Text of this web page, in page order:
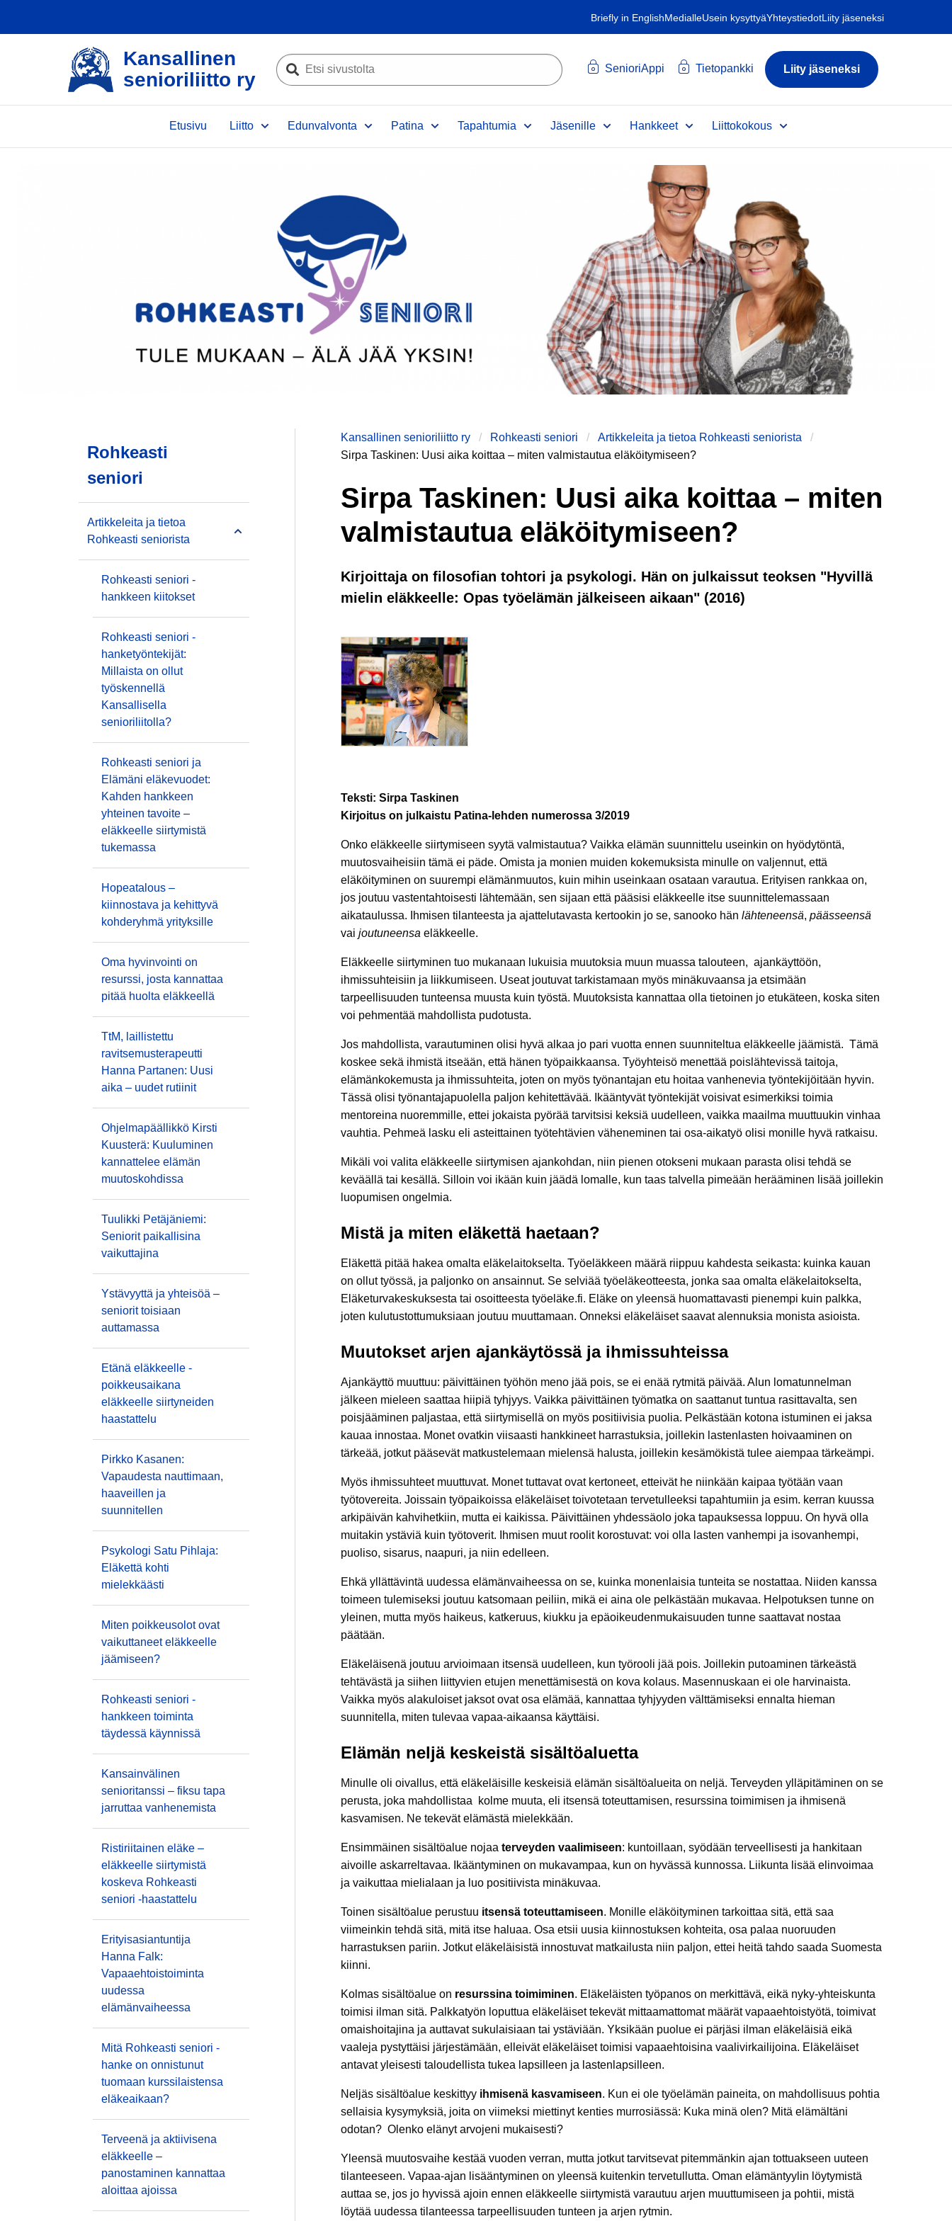
Briefly in EnglishMedialleUsein kysyttyäYhteystiedotLiity jäseneksi
Kansallinen
senioriliitto ry
Etsi
sivustolta
SenioriAppi Tietopankki Liity jäseneksi
Etusivu Liitto Edunvalvonta Patina Tapahtumia Jäsenille Hankkeet Liittokokous
Kansallinen senioriliitto ry Rohkeasti seniori
Artikkeleita ja tietoa Rohkeasti seniorista
Sirpa Taskinen: Uusi aika koittaa – miten valmistautua eläköitymiseen?
Sirpa Taskinen: Uusi aika koittaa – miten
valmistautua eläköitymiseen?
Kirjoittaja on filosofian tohtori ja psykologi. Hän on julkaissut teoksen "Hyvillä
mielin eläkkeelle: Opas työelämän jälkeiseen aikaan" (2016)
Teksti: Sirpa Taskinen
Kirjoitus on julkaistu Patina-lehden numerossa 3/2019
Onko eläkkeelle siirtymiseen syytä valmistautua? Vaikka elämän suunnittelu useinkin on hyödytöntä,
muutosvaiheisiin tämä ei päde. Omista ja monien muiden kokemuksista minulle on valjennut, että
eläköityminen on suurempi elämänmuutos, kuin mihin useinkaan osataan varautua. Erityisen rankkaa on,
jos joutuu vastentahtoisesti lähtemään, sen sijaan että pääsisi eläkkeelle itse suunnittelemassaan
aikataulussa. Ihmisen tilanteesta ja ajattelutavasta kertookin jo se, sanooko hän lähteneensä, päässeensä
vai joutuneensa eläkkeelle.
Eläkkeelle siirtyminen tuo mukanaan lukuisia muutoksia muun muassa talouteen, ajankäyttöön,
ihmissuhteisiin ja liikkumiseen. Useat joutuvat tarkistamaan myös minäkuvaansa ja etsimään
tarpeellisuuden tunteensa muusta kuin työstä. Muutoksista kannattaa olla tietoinen jo etukäteen, koska siten
voi pehmentää mahdollista pudotusta.
Jos mahdollista, varautuminen olisi hyvä alkaa jo pari vuotta ennen suunniteltua eläkkeelle jäämistä. Tämä
koskee sekä ihmistä itseään, että hänen työpaikkaansa. Työyhteisö menettää poislähtevissä taitoja,
elämänkokemusta ja ihmissuhteita, joten on myös työnantajan etu hoitaa vanhenevia työntekijöitään hyvin.
Tässä olisi työnantajapuolella paljon kehitettävää. Ikääntyvät työntekijät voisivat esimerkiksi toimia
mentoreina nuoremmille, ettei jokaista pyörää tarvitsisi keksiä uudelleen, vaikka maailma muuttuukin vinhaa
vauhtia. Pehmeä lasku eli asteittainen työtehtävien väheneminen tai osa-aikatyö olisi monille hyvä ratkaisu.
Mikäli voi valita eläkkeelle siirtymisen ajankohdan, niin pienen otokseni mukaan parasta olisi tehdä se
keväällä tai kesällä. Silloin voi ikään kuin jäädä lomalle, kun taas talvella pimeään herääminen lisää joillekin
luopumisen ongelmia.
Mistä ja miten eläkettä haetaan?
Eläkettä pitää hakea omalta eläkelaitokselta. Työeläkkeen määrä riippuu kahdesta seikasta: kuinka kauan
on ollut työssä, ja paljonko on ansainnut. Se selviää työeläkeotteesta, jonka saa omalta eläkelaitokselta,
Eläketurvakeskuksesta tai osoitteesta työeläke.fi. Eläke on yleensä huomattavasti pienempi kuin palkka,
joten kulutustottumuksiaan joutuu muuttamaan. Onneksi eläkeläiset saavat alennuksia monista asioista.
Muutokset arjen ajankäytössä ja ihmissuhteissa
Ajankäyttö muuttuu: päivittäinen työhön meno jää pois, se ei enää rytmitä päivää. Alun lomatunnelman
jälkeen mieleen saattaa hiipiä tyhjyys. Vaikka päivittäinen työmatka on saattanut tuntua rasittavalta, sen
poisjääminen paljastaa, että siirtymisellä on myös positiivisia puolia. Pelkästään kotona istuminen ei jaksa
kauaa innostaa. Monet ovatkin viisaasti hankkineet harrastuksia, joillekin lastenlasten hoivaaminen on
tärkeää, jotkut pääsevät matkustelemaan mielensä halusta, joillekin kesämökistä tulee aiempaa tärkeämpi.
Myös ihmissuhteet muuttuvat. Monet tuttavat ovat kertoneet, etteivät he niinkään kaipaa työtään vaan
työtovereita. Joissain työpaikoissa eläkeläiset toivotetaan tervetulleeksi tapahtumiin ja esim. kerran kuussa
arkipäivän kahvihetkiin, mutta ei kaikissa. Päivittäinen yhdessäolo joka tapauksessa loppuu. On hyvä olla
muitakin ystäviä kuin työtoverit. Ihmisen muut roolit korostuvat: voi olla lasten vanhempi ja isovanhempi,
puoliso, sisarus, naapuri, ja niin edelleen.
Ehkä yllättävintä uudessa elämänvaiheessa on se, kuinka monenlaisia tunteita se nostattaa. Niiden kanssa
toimeen tulemiseksi joutuu katsomaan peiliin, mikä ei aina ole pelkästään mukavaa. Helpotuksen tunne on
yleinen, mutta myös haikeus, katkeruus, kiukku ja epäoikeudenmukaisuuden tunne saattavat nostaa
päätään.
Eläkeläisenä joutuu arvioimaan itsensä uudelleen, kun työrooli jää pois. Joillekin putoaminen tärkeästä
tehtävästä ja siihen liittyvien etujen menettämisestä on kova kolaus. Masennuskaan ei ole harvinaista.
Vaikka myös alakuloiset jaksot ovat osa elämää, kannattaa tyhjyyden välttämiseksi ennalta hieman
suunnitella, miten tulevaa vapaa-aikaansa käyttäisi.
Elämän neljä keskeistä sisältöaluetta
Minulle oli oivallus, että eläkeläisille keskeisiä elämän sisältöalueita on neljä. Terveyden ylläpitäminen on se
perusta, joka mahdollistaa kolme muuta, eli itsensä toteuttamisen, resurssina toimimisen ja ihmisenä
kasvamisen. Ne tekevät elämästä mielekkään.
Ensimmäinen sisältöalue nojaa terveyden vaalimiseen: kuntoillaan, syödään terveellisesti ja hankitaan
aivoille askarreltavaa. Ikääntyminen on mukavampaa, kun on hyvässä kunnossa. Liikunta lisää elinvoimaa
ja vaikuttaa mielialaan ja luo positiivista minäkuvaa.
Toinen sisältöalue perustuu itsensä toteuttamiseen. Monille eläköityminen tarkoittaa sitä, että saa
viimeinkin tehdä sitä, mitä itse haluaa. Osa etsii uusia kiinnostuksen kohteita, osa palaa nuoruuden
harrastuksen pariin. Jotkut eläkeläisistä innostuvat matkailusta niin paljon, ettei heitä tahdo saada Suomesta
kiinni.
Kolmas sisältöalue on resurssina toimiminen. Eläkeläisten työpanos on merkittävä, eikä nyky-yhteiskunta
toimisi ilman sitä. Palkkatyön loputtua eläkeläiset tekevät mittaamattomat määrät vapaaehtoistyötä, toimivat
omaishoitajina ja auttavat sukulaisiaan tai ystäviään. Yksikään puolue ei pärjäsi ilman eläkeläisiä eikä
vaaleja pystyttäisi järjestämään, elleivät eläkeläiset toimisi vapaaehtoisina vaalivirkailijoina. Eläkeläiset
antavat yleisesti taloudellista tukea lapsilleen ja lastenlapsilleen.
Neljäs sisältöalue keskittyy ihmisenä kasvamiseen. Kun ei ole työelämän paineita, on mahdollisuus pohtia
sellaisia kysymyksiä, joita on viimeksi miettinyt kenties murrosiässä: Kuka minä olen? Mitä elämältäni
odotan? Olenko elänyt arvojeni mukaisesti?
Yleensä muutosvaihe kestää vuoden verran, mutta jotkut tarvitsevat pitemmänkin ajan tottuakseen uuteen
tilanteeseen. Vapaa-ajan lisääntyminen on yleensä kuitenkin tervetullutta. Oman elämäntyylin löytymistä
auttaa se, jos jo hyvissä ajoin ennen eläkkeelle siirtymistä varautuu arjen muuttumiseen ja pohtii, mistä
löytää uudessa tilanteessa tarpeellisuuden tunteen ja arjen rytmin.
Rohkeasti
seniori
Artikkeleita ja tietoa
Rohkeasti seniorista
Rohkeasti seniori -
hankkeen kiitokset
Rohkeasti seniori -
hanketyöntekijät:
Millaista on ollut
työskennellä
Kansallisella
senioriliitolla?
Rohkeasti seniori ja
Elämäni eläkevuodet:
Kahden hankkeen
yhteinen tavoite –
eläkkeelle siirtymistä
tukemassa
Hopeatalous –
kiinnostava ja kehittyvä
kohderyhmä yrityksille
Oma hyvinvointi on
resurssi, josta kannattaa
pitää huolta eläkkeellä
TtM, laillistettu
ravitsemusterapeutti
Hanna Partanen: Uusi
aika – uudet rutiinit
Ohjelmapäällikkö Kirsti
Kuusterä: Kuuluminen
kannattelee elämän
muutoskohdissa
Tuulikki Petäjäniemi:
Seniorit paikallisina
vaikuttajina
Ystävyyttä ja yhteisöä –
seniorit toisiaan
auttamassa
Etänä eläkkeelle -
poikkeusaikana
eläkkeelle siirtyneiden
haastattelu
Pirkko Kasanen:
Vapaudesta nauttimaan,
haaveillen ja
suunnitellen
Psykologi Satu Pihlaja:
Eläkettä kohti
mielekkäästi
Miten poikkeusolot ovat
vaikuttaneet eläkkeelle
jäämiseen?
Rohkeasti seniori -
hankkeen toiminta
täydessä käynnissä
Kansainvälinen
senioritanssi – fiksu tapa
jarruttaa vanhenemista
Ristiriitainen eläke –
eläkkeelle siirtymistä
koskeva Rohkeasti
seniori -haastattelu
Erityisasiantuntija
Hanna Falk:
Vapaaehtoistoiminta
uudessa
elämänvaiheessa
Mitä Rohkeasti seniori -
hanke on onnistunut
tuomaan kurssilaistensa
eläkeaikaan?
Terveenä ja aktiivisena
eläkkeelle –
panostaminen kannattaa
aloittaa ajoissa